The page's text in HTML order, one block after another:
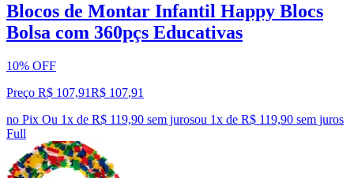
Blocos de Montar Infantil Happy Blocs
Bolsa com 360pçs Educativas
10% OFF
Preço R$ 107,91R$ 107,91
no Pix Ou 1x de R$ 119,90 sem jurosou 1x de R$ 119,90 sem juros
Full